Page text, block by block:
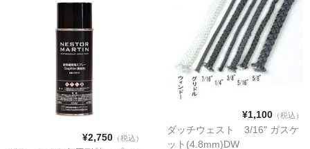
moku moku
¥2,750（税込）
¥1,100（税込）
ダッチウェスト 3/16" ガスケ
ット(4.8mm)DW